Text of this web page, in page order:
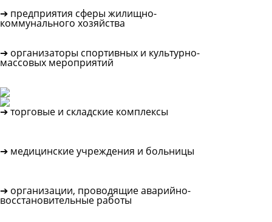
➔ предприятия сферы жилищно-
коммунального хозяйства
➔ организаторы спортивных и культурно-
массовых мероприятий
➔ торговые и складские комплексы
➔ медицинские учреждения и больницы
➔ организации, проводящие аварийно-
восстановительные работы